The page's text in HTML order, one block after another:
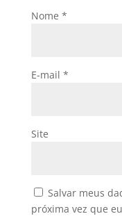
Nome *
E-mail *
Site
Salvar meus
próxima vez que